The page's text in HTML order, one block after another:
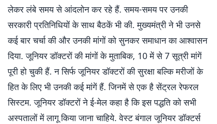
लेकर लंबे समय से आंदलोन कर रहे हैं. समय-समय पर उनकी
सरकारी प्रतिनिधियों के साथ बैठकें भी की. मुख्यमंत्री ने भी उनसे
कई बार चर्चा की और उनकी मांगों को सुनकर समाधान का आश्वासन
दिया. जूनियर डॉक्टरों की मांगों के मुताबिक, 10 में से 7 सूत्री मांगें
पूरी हो चुकी हैं. न सिर्फ जूनियर डॉक्टरों की सुरक्षा बल्कि मरीजों के
हित के लिए भी उनकी कई मांगें हैं. जिनमें से एक है सेंट्रल रेफरल
सिस्टम. जूनियर डॉक्टरों ने ई-मेल कहा है कि इस पद्धति को सभी
अस्पतालों में लागू किया जाना चाहिये. वेस्ट बंगाल जूनियर डॉक्टर्स